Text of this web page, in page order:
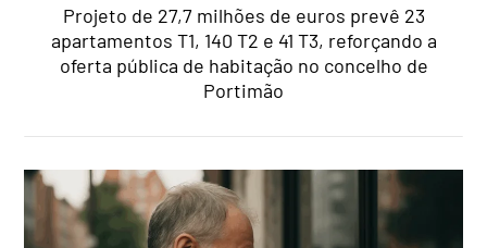
Projeto de 27,7 milhões de euros prevê 23
apartamentos T1, 140 T2 e 41 T3, reforçando a
oferta pública de habitação no concelho de
Portimão